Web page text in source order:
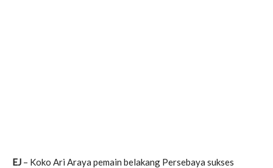
EJ – Koko Ari Araya pemain belakang Persebaya sukses